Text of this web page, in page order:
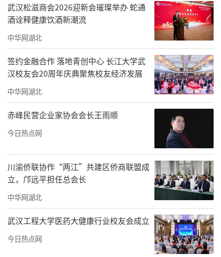
武汉松滋商会2026迎新会璀璨举办 蛇通
酒诠释健康饮酒新潮流
中华网湖北
签约金融合作 落地青创中心 长江大学武
汉校友会20周年庆典聚焦校友经济发展
中华网湖北
赤峰民营企业家协会会长王雨顺
今日热点网
川渝侨联协作“两江”共建区侨商联盟成
立，邝远平担任总会长
中华网湖北
武汉工程大学医药大健康行业校友会成立
今日热点网